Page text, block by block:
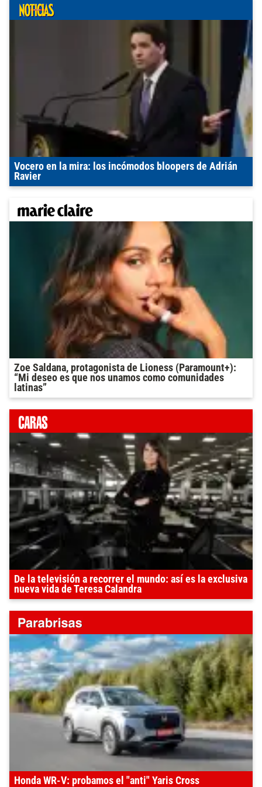
Vocero en la mira: los incómodos bloopers de Adrián
Ravier
Zoe Saldana, protagonista de Lioness (Paramount+):
“Mi deseo es que nos unamos como comunidades
latinas”
De la televisión a recorrer el mundo: así es la exclusiva
nueva vida de Teresa Calandra
Honda WR-V: probamos el "anti" Yaris Cross